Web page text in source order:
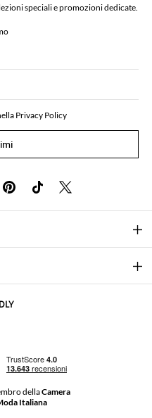
speciali e promozioni dedicate.
Privacy Policy
dellaCamera
Italiana